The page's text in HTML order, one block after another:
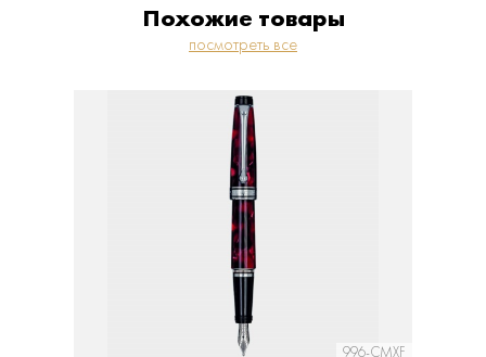
Похожие товары
посмотреть все
996-CMXF